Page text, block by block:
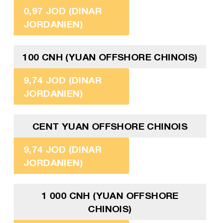
0,97 JOD (DINAR
JORDANIEN)
100 CNH (YUAN OFFSHORE CHINOIS)
9,74 JOD (DINAR
JORDANIEN)
CENT YUAN OFFSHORE CHINOIS
9,74 JOD (DINAR
JORDANIEN)
1 000 CNH (YUAN OFFSHORE
CHINOIS)